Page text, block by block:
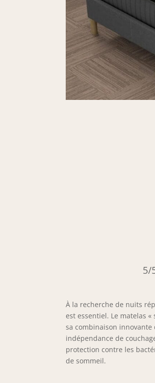
5/
À la recherche de nuits
est essentiel. Le matelas
sa combinaison
indépendance de
protection contre les
de sommeil.